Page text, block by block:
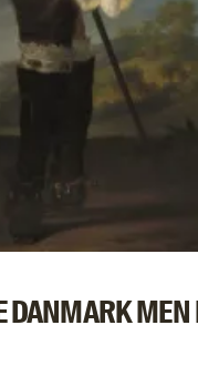
DANMARK MEN